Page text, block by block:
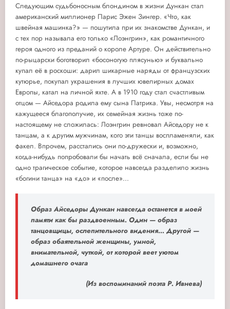
Следующим судьбоносным блондином в жизни Дункан стал
американский миллионер Парис Эжен Зингер. «Что, как
швейная машинка?» — пошутила при их знакомстве Дункан, и
с тех пор называла его только «Лоэнгрин», как романтичного
героя одного из преданий о короле Артуре. Он действительно
по-рыцарски боготворил «босоногую плясунью» и буквально
купал её в роскоши: дарил шикарные наряды от французских
кутюрье, покупал украшения в лучших ювелирных домах
Европы, катал на личной яхте. А в 1910 году стал счастливым
отцом — Айседора родила ему сына Патрика. Увы, несмотря на
кажущееся благополучие, их семейная жизнь тоже по-
настоящему не сложилась: Лоэнгрин ревновал Айседору не к
танцам, а к другим мужчинам, кого эти танцы воспламеняли, как
факел. Впрочем, расстались они по-дружески и, возможно,
когда-нибудь попробовали бы начать всё сначала, если бы не
одно трагическое событие, которое навсегда разделило жизнь
«богини танца» на «до» и «после»...
Образ Айседоры Дункан навсегда останется в моей
памяти как бы раздвоенным. Один — образ
танцовщицы, ослепительного видения... Другой —
образ обаятельной женщины, умной,
внимательной, чуткой, от которой веет уютом
домашнего очага
(Из воспоминаний поэта Р. Ивнева)